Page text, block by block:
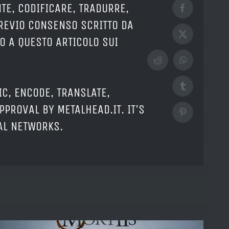
CODIFICARE, TRADURRE,
CONSENSO SCRITTO DA
A QUESTO ARTICOLO SUI
ENCODE, TRANSLATE,
BY METALHEAD.IT. IT'S
NETWORKS.
Facebook
X
RedditWhatsApp
Tumblr
Pinterest